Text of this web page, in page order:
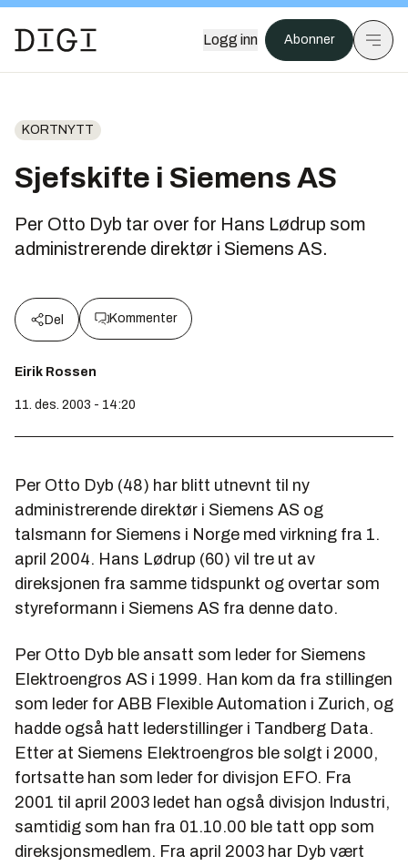
Logg inn Abonner
KORTNYTT
Sjefskifte i Siemens AS
Per Otto Dyb tar over for Hans Lødrup som
administrerende direktør i Siemens AS.
Del Kommenter
Eirik Rossen
11. des. 2003 - 14:20
Per Otto Dyb (48) har blitt utnevnt til ny
administrerende direktør i Siemens AS og
talsmann for Siemens i Norge med virkning fra 1.
april 2004. Hans Lødrup (60) vil tre ut av
direksjonen fra samme tidspunkt og overtar som
styreformann i Siemens AS fra denne dato.
Per Otto Dyb ble ansatt som leder for Siemens
Elektroengros AS i 1999. Han kom da fra stillingen
som leder for ABB Flexible Automation i Zurich, og
hadde også hatt lederstillinger i Tandberg Data.
Etter at Siemens Elektroengros ble solgt i 2000,
fortsatte han som leder for divisjon EFO. Fra
2001 til april 2003 ledet han også divisjon Industri,
samtidig som han fra 01.10.00 ble tatt opp som
direksjonsmedlem. Fra april 2003 har Dyb vært